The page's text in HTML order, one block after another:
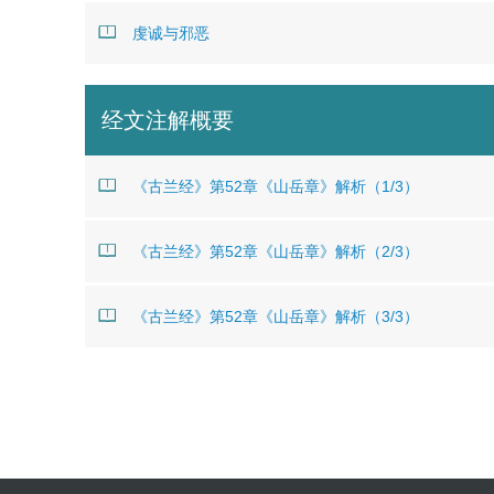
虔诚与邪恶
经文注解概要
《古兰经》第52章《山岳章》解析（1/3）
《古兰经》第52章《山岳章》解析（2/3）
《古兰经》第52章《山岳章》解析（3/3）